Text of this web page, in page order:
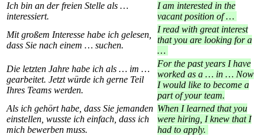
Ich bin an der freien Stelle als …
interessiert.
I am interested in the
vacant position of …
Mit großem Interesse habe ich gelesen,
dass Sie nach einem … suchen.
I read with great interest
that you are looking for a
…
Die letzten Jahre habe ich als … im …
gearbeitet. Jetzt würde ich gerne Teil
Ihres Teams werden.
For the past years I have
worked as a … in … Now
I would like to become a
part of your team.
Als ich gehört habe, dass Sie jemanden
einstellen, wusste ich einfach, dass ich
mich bewerben muss.
When I learned that you
were hiring, I knew that I
had to apply.